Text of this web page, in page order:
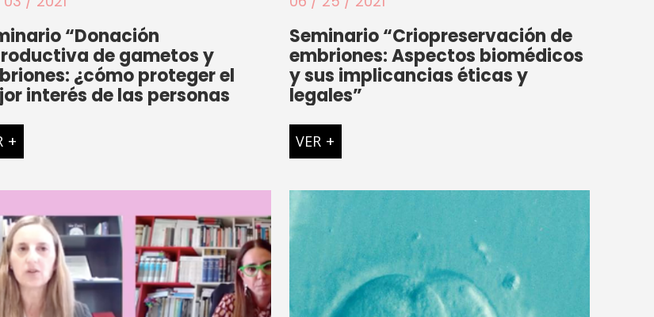
“Donación
de gametos y
¿cómo proteger el
interés de las personas
+
Seminario “Criopreservación de
embriones: Aspectos biomédicos
y sus implicancias éticas y
legales”
VER +